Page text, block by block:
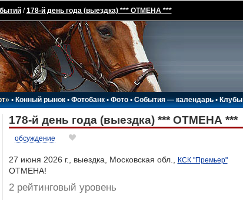
/178-й день года (выездка) *** ОТМЕНА ***
•Конный рынок•Фотобанк •Фото•События — календарь•Клубы
178-й день года (выездка) *** ОТМЕНА ***
обсуждение
27 июня 2026 г., выездка, Московская обл., КСК "Премьер"
ОТМЕНА!
2 рейтинговый уровень